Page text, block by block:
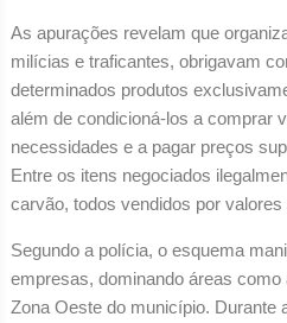
As apurações revelam que
milícias e traficantes, obrigavam
determinados produtos
além de condicioná-los a comprar
necessidades e a pagar preços
Entre os itens negociados
carvão, todos vendidos por valores
Segundo a polícia, o esquema
empresas, dominando áreas
Zona Oeste do município. Durante